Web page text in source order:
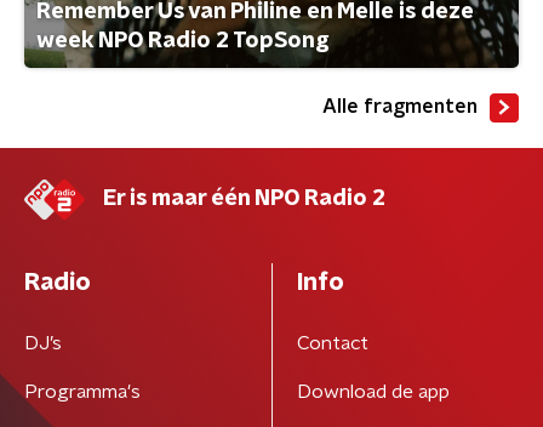
Remember Us van Philine en Melle is deze
week NPO Radio 2 TopSong
Alle fragmenten
Er is maar één NPO Radio 2
Radio
DJ’s
Programma's
Info
Contact
Download de app